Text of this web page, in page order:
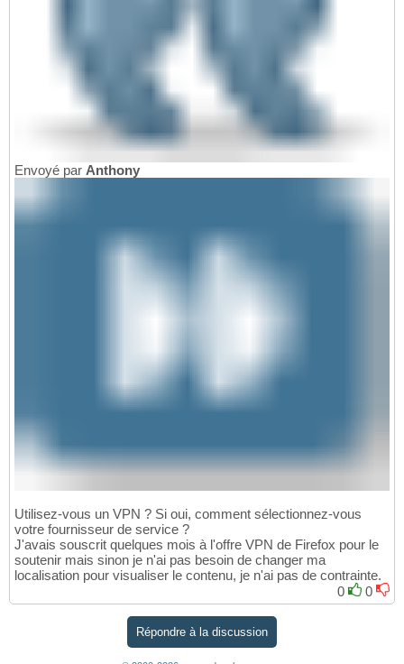
Envoyé par Anthony
Utilisez-vous un VPN ? Si oui, comment sélectionnez-vous
votre fournisseur de service ?
J'avais souscrit quelques mois à l'offre VPN de Firefox pour le
soutenir mais sinon je n'ai pas besoin de changer ma
localisation pour visualiser le contenu, je n'ai pas de contrainte.
0
0
Répondre à la discussion